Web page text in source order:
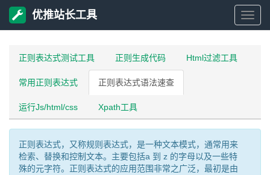
优
优推站长工具
正则表达式测试工具 正则生成代码 Html过滤工具
常用正则表达式 正则表达式语法速查
运行Js/html/css Xpath工具
正则表达式，又称规则表达式，是一种文本模式，通常用来
检索、替换和控制文本。主要包括a 到 z 的字母以及一些特
殊的元字符。正则表达式的应用范围非常之广泛，最初是由